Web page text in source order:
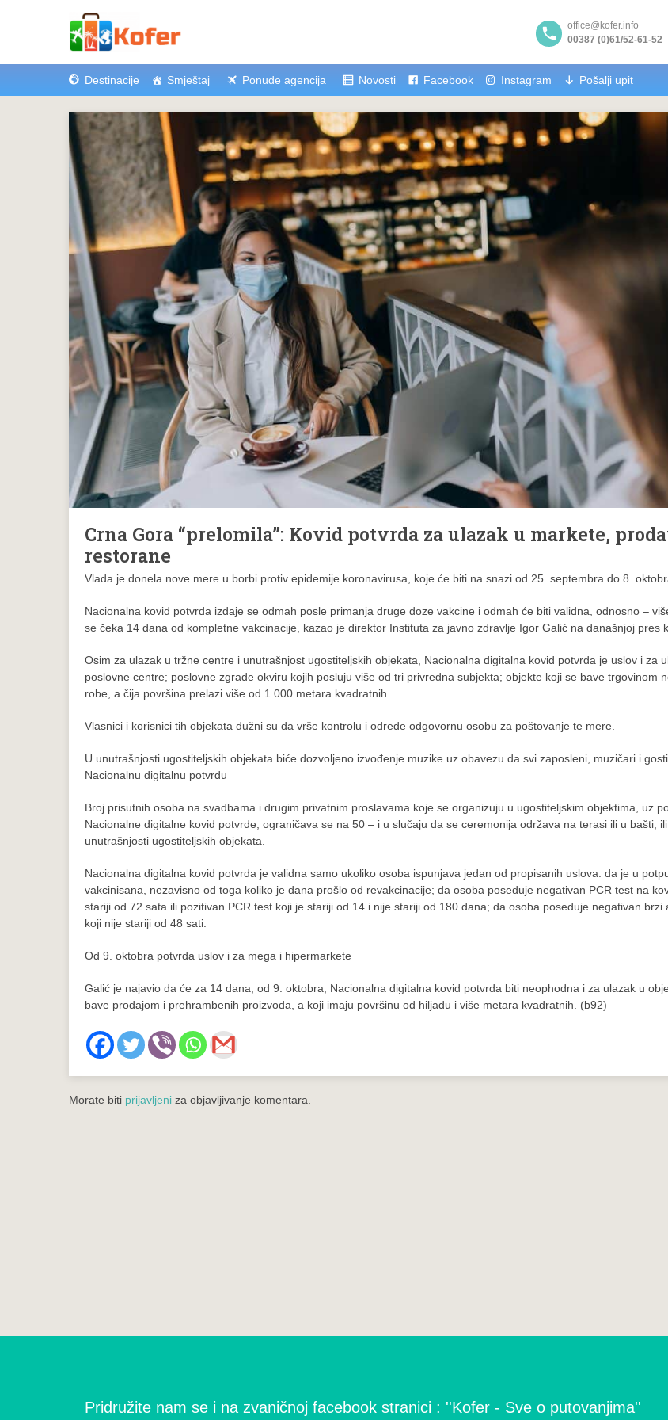
office@kofer.info
00387 (0)61/52-61-52
Destinacije Smještaj Ponude agencija Novosti Facebook Instagram Pošalji upit
Crna Gora “prelomila”: Kovid potvrda za ulazak u markete,
restorane
Vlada je donela nove mere u borbi protiv epidemije koronavirusa, koje će biti na snazi od 25. septembra do 8.
Nacionalna kovid potvrda izdaje se odmah posle primanja druge doze vakcine i odmah će biti validna, odnosno –
se čeka 14 dana od kompletne vakcinacije, kazao je direktor Instituta za javno zdravlje Igor Galić na današnjoj pres
Osim za ulazak u tržne centre i unutrašnjost ugostiteljskih objekata, Nacionalna digitalna kovid potvrda je uslov i za
poslovne centre; poslovne zgrade okviru kojih posluju više od tri privredna subjekta; objekte koji se bave trgovinom
robe, a čija površina prelazi više od 1.000 metara kvadratnih.
Vlasnici i korisnici tih objekata dužni su da vrše kontrolu i odrede odgovornu osobu za poštovanje te mere.
U unutrašnjosti ugostiteljskih objekata biće dozvoljeno izvođenje muzike uz obavezu da svi zaposleni, muzičari i
Nacionalnu digitalnu potvrdu
Broj prisutnih osoba na svadbama i drugim privatnim proslavama koje se organizuju u ugostiteljskim objektima, uz
Nacionalne digitalne kovid potvrde, ograničava se na 50 – i u slučaju da se ceremonija održava na terasi ili u bašti,
unutrašnjosti ugostiteljskih objekata.
Nacionalna digitalna kovid potvrda je validna samo ukoliko osoba ispunjava jedan od propisanih uslova: da je u
vakcinisana, nezavisno od toga koliko je dana prošlo od revakcinacije; da osoba poseduje negativan PCR test na
stariji od 72 sata ili pozitivan PCR test koji je stariji od 14 i nije stariji od 180 dana; da osoba poseduje negativan brzi
koji nije stariji od 48 sati.
Od 9. oktobra potvrda uslov i za mega i hipermarkete
Galić je najavio da će za 14 dana, od 9. oktobra, Nacionalna digitalna kovid potvrda biti neophodna i za ulazak u
bave prodajom i prehrambenih proizvoda, a koji imaju površinu od hiljadu i više metara kvadratnih. (b92)
Morate biti prijavljeni za objavljivanje komentara.
Pridružite nam se i na zvaničnoj facebook stranici : ''Kofer - Sve o putovanjima''